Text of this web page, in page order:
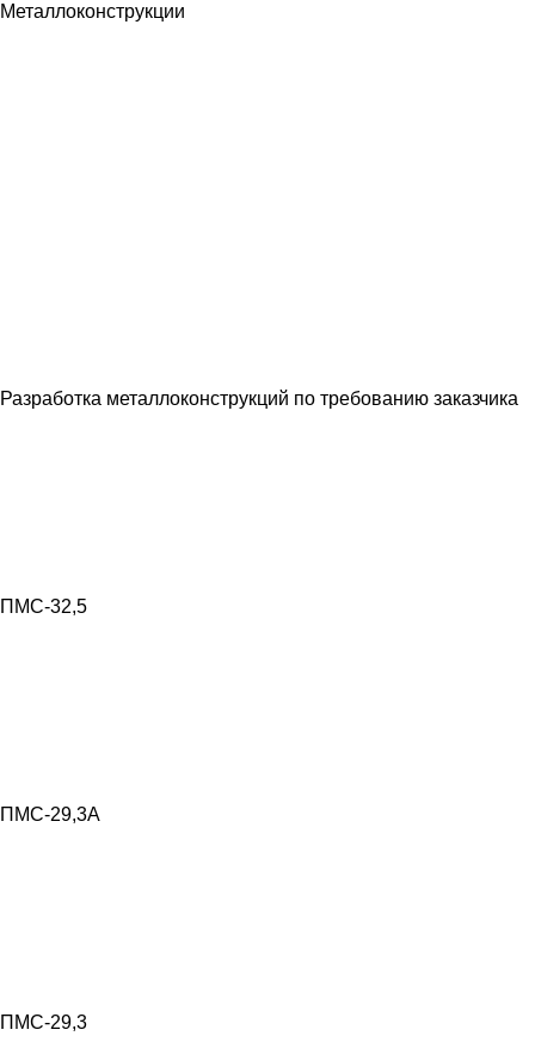
Металлоконструкции
Разработка металлоконструкций по требованию заказчика
ПМС-32,5
ПМС-29,3А
ПМС-29,3